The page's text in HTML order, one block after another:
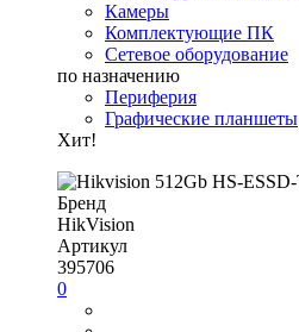
Камеры
Комплектующие ПК
Сетевое оборудование
по назначению
Периферия
Графические планшеты
Хит!
Бренд
HikVision
Артикул
395706
0